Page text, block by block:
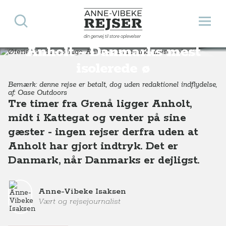
Anne-Vibeke Rejser
din genvej til store oplevelser
Åbn
Søg
Øferie på vidunderlige
Anholt - Danmarks mest
Destinationer Europa Danmark Øferie på vidunderlige Anholt - Danmarks mest isolerede ø
Bemærk: denne rejse er betalt, dog uden redaktionel indflydelse,
af: Oase Outdoors
Tre timer fra Grenå ligger Anholt,
midt i Kattegat og venter på sine
gæster - ingen rejser derfra uden at
Anholt har gjort indtryk. Det er
Danmark, når Danmarks er dejligst.
Anne-Vibeke Isaksen
Vært og rejsejournalist